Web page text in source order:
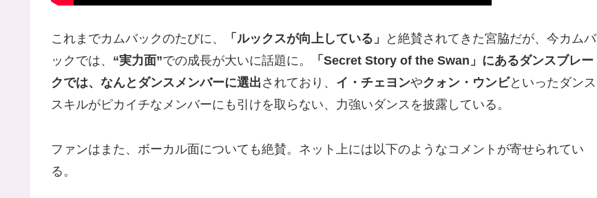
これまでカムバックのたびに、 「ルックスが向上している」
と絶賛されてきた宮脇だが、今カムバ
ックでは、 “実力面”での成長が大いに話題に。
「Secret Story of the Swan」にあるダンスブレー
クでは、なんとダンスメンバーに選出 されており、 イ・チェヨンやクォン・ウンビといったダンス
スキルがピカイチなメンバーにも引けを取らない、力強いダンスを披露している。
ファンはまた、ボーカル面についても絶賛。ネット上には以下のようなコメントが寄せられてい
る。